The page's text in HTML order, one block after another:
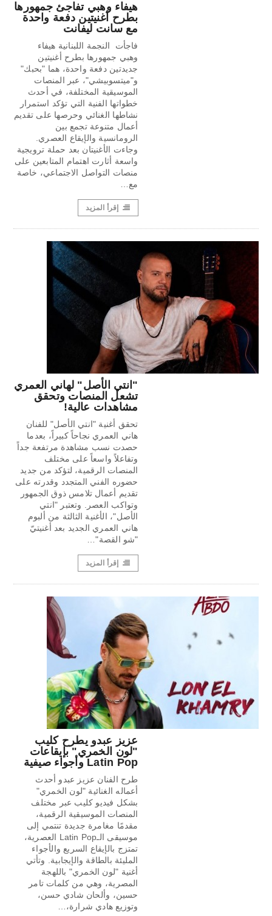
هيفاء وهبي تفاجئ جمهورها
بطرح أغنيتين دفعة واحدة
مع سانت ليفانت
فاجأت النجمة اللبنانية هيفاء
وهبي جمهورها بطرح أغنيتين
جديدتين دفعة واحدة، هما "بحبك"
و"ميتسوبيشي"، عبر المنصات
الموسيقية المختلفة، في أحدث
خطواتها الفنية التي تؤكد استمرار
نشاطها الغنائي وحرصها على تقديم
أعمال متنوعة تجمع بين
الرومانسية والإيقاع العصري.
وجاءت الأغنيتان بعد حملة ترويجية
واسعة أثارت اهتمام المتابعين على
منصات التواصل الاجتماعي، خاصة
مع…
إقرأ المزيد
"انتي الأصل" لهاني العمري
تشعل المنصات وتحقق
مشاهدات عالية!
تحقق أغنية "انتي الأصل" للفنان
هاني العمري نجاحاً كبيراً، بعدما
حصدت نسب مشاهدة مرتفعة جداً
وتفاعلاً واسعاً على مختلف
المنصات الرقمية، لتؤكد من جديد
حضوره الفني المتجدد وقدرته على
تقديم أعمال تلامس ذوق الجمهور
وتواكب العصر. وتعتبر "انتي
الأصل"، الأغنية الثالثة من ألبوم
هاني العمري الجديد بعد أغنيتيّ
"شو القصة"…
إقرأ المزيد
عزيز عبدو يطرح كليب
"لون الخمري" بإيقاعات
Latin Pop وأجواء صيفية
طرح الفنان عزيز عبدو أحدث
أعماله الغنائية "لون الخمري"
بشكل فيديو كليب عبر مختلف
المنصات الموسيقية الرقمية،
مقدمًا مغامرة جديدة تنتمي إلى
موسيقى الـLatin Pop العصرية،
تمتزج بالإيقاع السريع والأجواء
المليئة بالطاقة والإيجابية. وتأتي
أغنية "لون الخمري" باللهجة
المصرية، وهي من كلمات تامر
حسين، وألحان شادي حسن،
وتوزيع هادي شرارة،…